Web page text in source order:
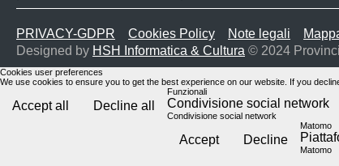
PRIVACY-GDPR Cookies Policy Note legali
Designed by HSH Informatica & Cultura © 2024
Cookies user preferences
We use cookies to ensure you to get the best experience on our website. If you
Accept all Decline all
Funzionali
Condivisione social network
Condivisione social network
Accept Decline
Matomo
Matomo